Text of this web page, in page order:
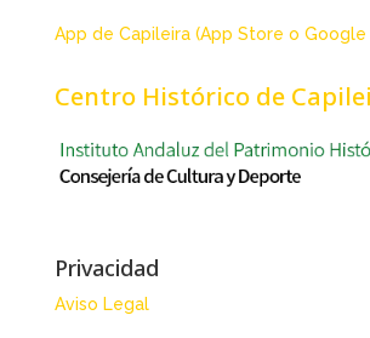
App de Capileira (App Store o Google
Centro Histórico de
Privacidad
Aviso Legal